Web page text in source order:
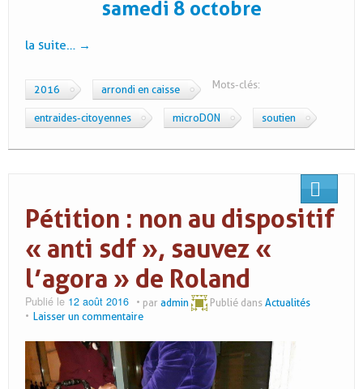
samedi 8 octobre
la suite… →
Mots-clés:
2016 arrondi en caisse
entraides-citoyennes microDON soutien
Pétition : non au dispositif
« anti sdf », sauvez «
l’agora » de Roland
Publié le 12 août 2016 par admin Publié dansActualités
Laisser un commentaire